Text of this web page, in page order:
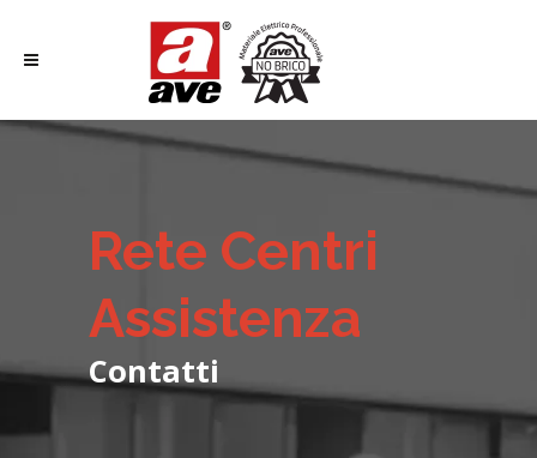
Rete Centri
Assistenza
Contatti